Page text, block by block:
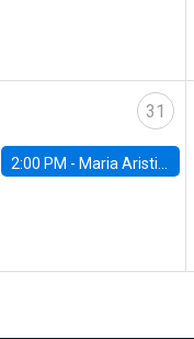
31
2:00 PM - Maria Aristizabal-Ramirez, FED Board